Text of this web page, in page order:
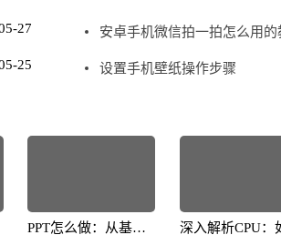
27 安卓手机微信拍一拍怎么用的
25 设置手机壁纸操作步骤
PPT怎么做：从基础 深入解析CPU：